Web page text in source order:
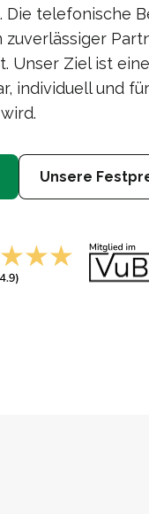
Die telefonische
Unser Ziel ist
individuell und
Unsere